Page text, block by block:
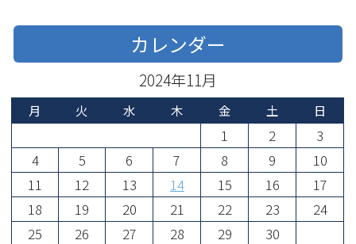
カレンダー
2024年11月
月 火 水 木 金 土 日
1 2
3
4
5 6 7 8 9
10
11
12 13 14 15 16
17
18
19 20 21 22 23
24
25
26 27 28 29 30